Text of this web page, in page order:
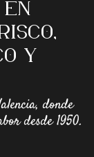
Y
donde
desde 1950.